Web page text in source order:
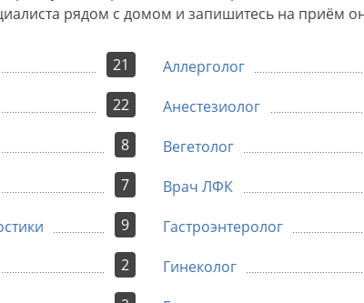
рядом с домом и запишитесь на приём
21
Аллерголог
22
Анестезиолог
8
Вегетолог
7
Врач ЛФК
9
Гастроэнтеролог
2
Гинеколог